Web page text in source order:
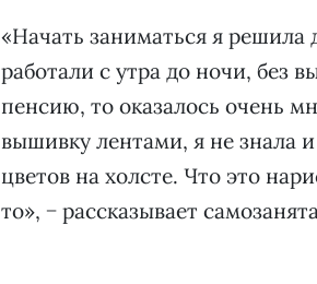
«Начать заниматься я решила
работали с утра до ночи, без
пенсию, то оказалось очень
вышивку лентами, я не знала
цветов на холсте. Что это
то», − рассказывает